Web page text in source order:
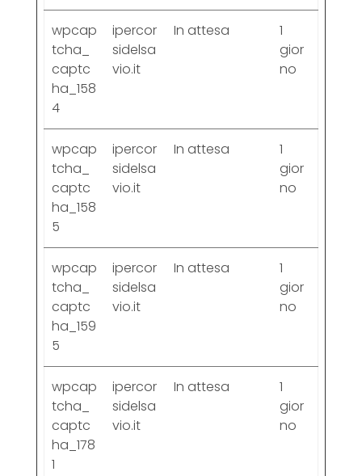
wpcap
tcha_
captc
ha_158
4
ipercor
sidelsa
vio.it
In attesa
1
gior
no
wpcap
tcha_
captc
ha_158
5
ipercor
sidelsa
vio.it
In attesa
1
gior
no
wpcap
tcha_
captc
ha_159
5
ipercor
sidelsa
vio.it
In attesa
1
gior
no
wpcap
tcha_
captc
ha_178
1
ipercor
sidelsa
vio.it
In attesa
1
gior
no